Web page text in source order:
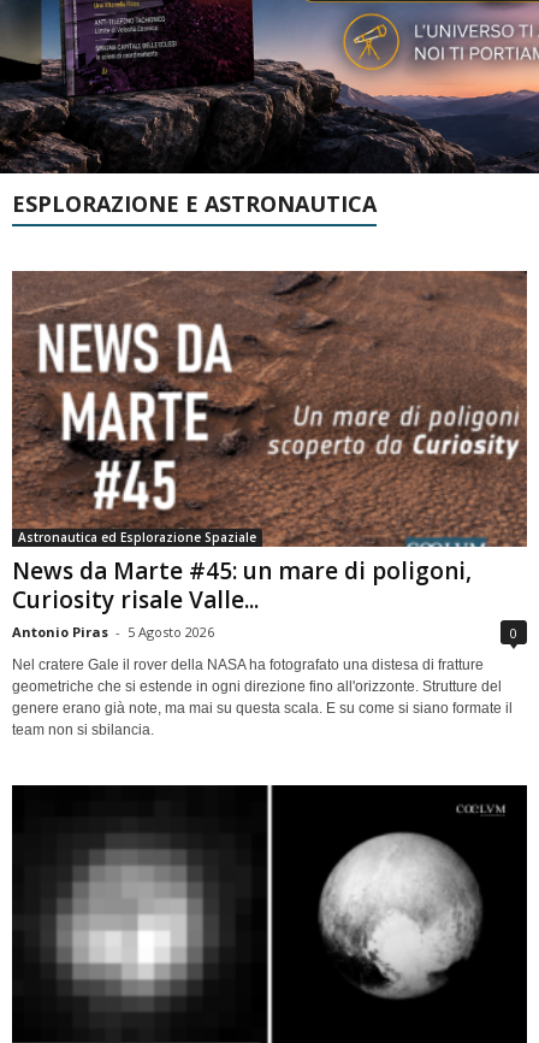
ESPLORAZIONE E ASTRONAUTICA
Astronautica ed Esplorazione Spaziale
News da Marte #45: un mare di poligoni,
Curiosity risale Valle...
Antonio Piras - 5 Agosto 2026 0
Nel cratere Gale il rover della NASA ha fotografato una distesa di fratture
geometriche che si estende in ogni direzione fino all'orizzonte. Strutture del
genere erano già note, ma mai su questa scala. E su come si siano formate il
team non si sbilancia.